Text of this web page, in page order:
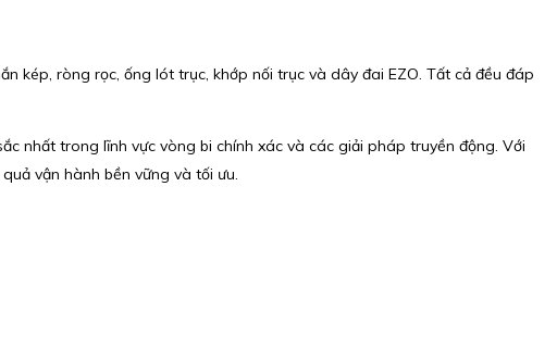
kép, ròng rọc, ống lót trục, khớp nối trục và dây đai EZO. Tất cả đều đáp
nhất trong lĩnh vực vòng bi chính xác và các giải pháp truyền động. Với
vận hành bền vững và tối ưu.